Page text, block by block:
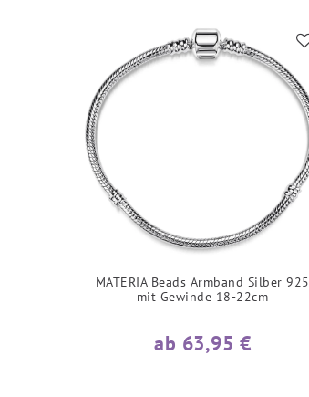
MATERIA Beads Armband Silber 925
mit Gewinde 18-22cm
ab 63,95 €